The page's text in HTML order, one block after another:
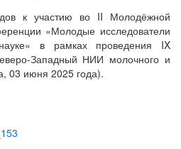
к участию во II Молодёжной
«Молодые исследователи
в рамках проведения IX
Западный НИИ молочного и
03 июня 2025 года).